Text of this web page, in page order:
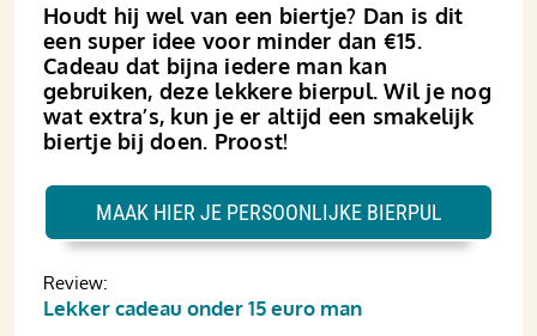
Houdt hij wel van een biertje? Dan is dit
een super idee voor minder dan €15.
Cadeau dat bijna iedere man kan
gebruiken, deze lekkere bierpul. Wil je nog
wat extra’s, kun je er altijd een smakelijk
biertje bij doen. Proost!
Review:
Lekker cadeau onder 15 euro man
MAAK HIER JE PERSOONLIJKE BIERPUL